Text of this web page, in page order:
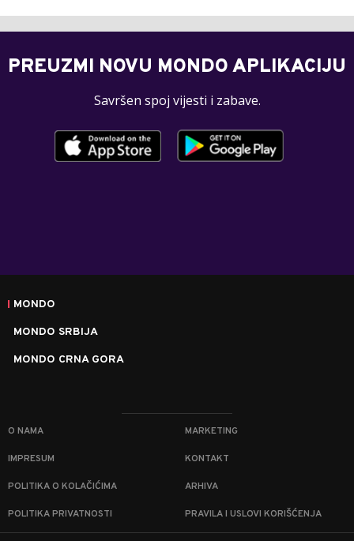
PREUZMI NOVU MONDO APLIKACIJU
Savršen spoj vijesti i zabave.
MONDO
MONDO SRBIJA
MONDO CRNA GORA
O NAMA MARKETING
IMPRESUM KONTAKT
POLITIKA O KOLAČIĆIMA ARHIVA
POLITIKA PRIVATNOSTI PRAVILA I USLOVI KORIŠĆENJA